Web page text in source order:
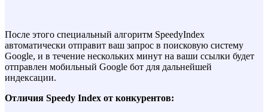
После этого специальный алгоритм SpeedyIndex
автоматически отправит ваш запрос в поисковую систему
Google, и в течение нескольких минут на ваши ссылки будет
отправлен мобильный Google бот для дальнейшей
индексации.
Отличия Speedy Index от конкурентов: